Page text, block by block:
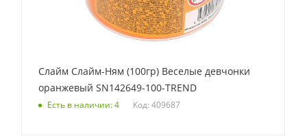
Слайм Слайм-Ням (100гр) Веселые девчонки
оранжевый SN142649-100-TREND
Есть в наличии: 4 Код: 409687